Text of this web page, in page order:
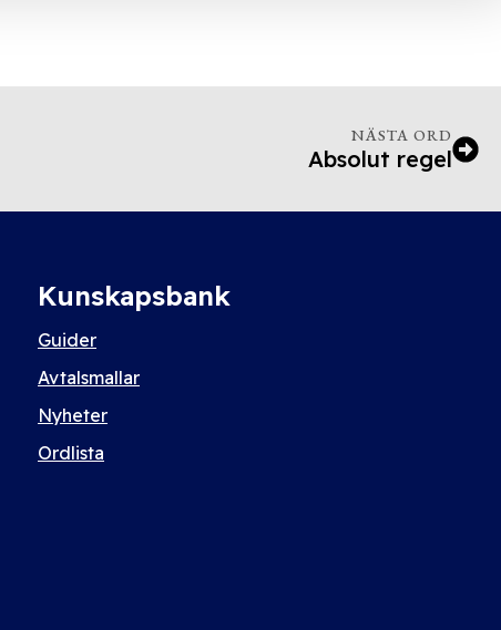
NÄSTA ORD
Absolut regel
Kunskapsbank
Guider
Avtalsmallar
Nyheter
Ordlista